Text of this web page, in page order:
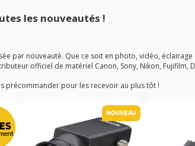
les nouveautés !
par nouveauté. Que ce soit en photo, vidéo,
officiel de matériel Canon, Sony, Nikon, Fujifilm,
précommander pour les recevoir au plus tôt !